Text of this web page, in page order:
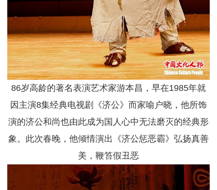
86岁高龄的著名表演艺术家游本昌，早在1985年就
因主演8集经典电视剧《济公》而家喻户晓，他所饰
演的济公和尚也由此成为国人心中无法磨灭的经典形
象。此次春晚，他倾情演出《济公惩恶霸》弘扬真善
美，鞭笞假丑恶